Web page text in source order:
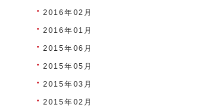
2016年02月
2016年01月
2015年06月
2015年05月
2015年03月
2015年02月